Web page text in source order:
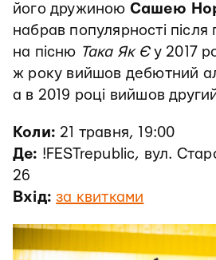
його дружиною Сашею
набрав популярності після
на пісню Така Як Єу 2017
ж року вийшов дебютний
а в 2019 році вийшов
Коли: 21 травня, 19:00
Де: !FESTrepublic, вул.
26
Вхід: за квитками